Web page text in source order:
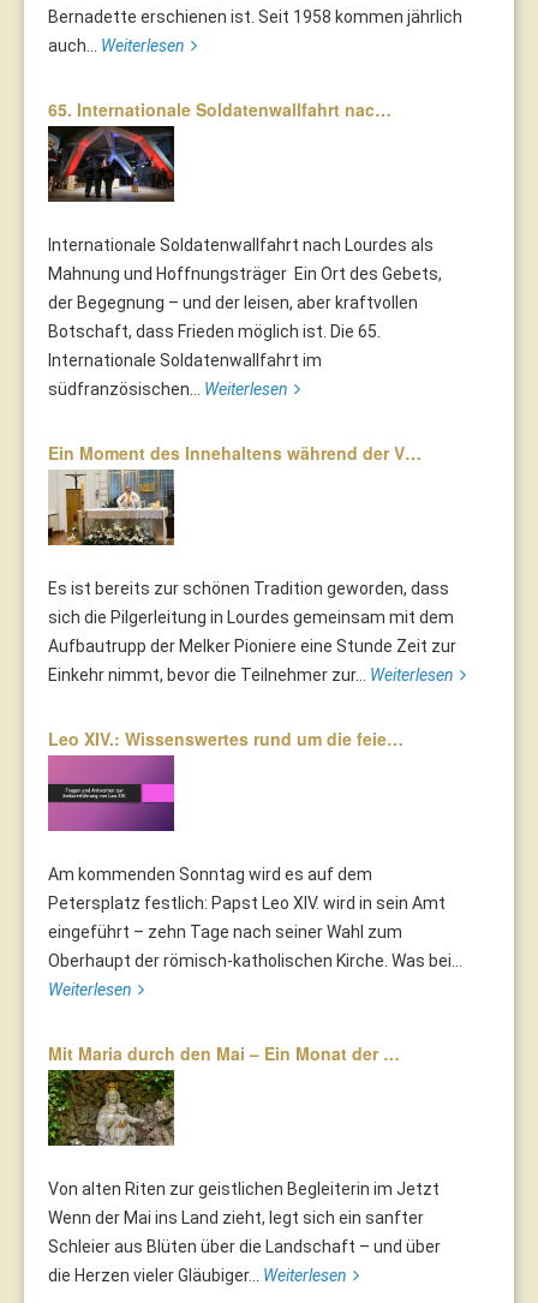
Bernadette erschienen ist. Seit 1958 kommen jährlich
auch... Weiterlesen
65. Internationale Soldatenwallfahrt nac…
Internationale Soldatenwallfahrt nach Lourdes als
Mahnung und Hoffnungsträger Ein Ort des Gebets,
der Begegnung – und der leisen, aber kraftvollen
Botschaft, dass Frieden möglich ist. Die 65.
Internationale Soldatenwallfahrt im
südfranzösischen... Weiterlesen
Ein Moment des Innehaltens während der V…
Es ist bereits zur schönen Tradition geworden, dass
sich die Pilgerleitung in Lourdes gemeinsam mit dem
Aufbautrupp der Melker Pioniere eine Stunde Zeit zur
Einkehr nimmt, bevor die Teilnehmer zur... Weiterlesen
Leo XIV.: Wissenswertes rund um die feie…
Am kommenden Sonntag wird es auf dem
Petersplatz festlich: Papst Leo XIV. wird in sein Amt
eingeführt – zehn Tage nach seiner Wahl zum
Oberhaupt der römisch-katholischen Kirche. Was bei...
Weiterlesen
Mit Maria durch den Mai – Ein Monat der …
Von alten Riten zur geistlichen Begleiterin im Jetzt
Wenn der Mai ins Land zieht, legt sich ein sanfter
Schleier aus Blüten über die Landschaft – und über
die Herzen vieler Gläubiger... Weiterlesen